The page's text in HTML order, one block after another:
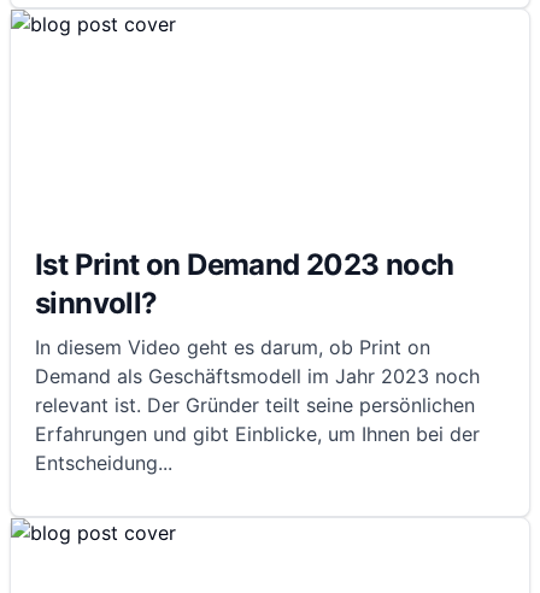
Ist Print on Demand 2023 noch
sinnvoll?
In diesem Video geht es darum, ob Print on
Demand als Geschäftsmodell im Jahr 2023 noch
relevant ist. Der Gründer teilt seine persönlichen
Erfahrungen und gibt Einblicke, um Ihnen bei der
Entscheidung...